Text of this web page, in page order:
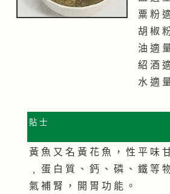
粟 粉
胡 椒
油 適
紹 酒
水 適
貼 士
黃 魚 又 名 黃 花 魚 ， 性 平 味
﹐ 蛋 白 質 、 鈣 、 磷 、 鐵 等
氣 補 腎 ， 開 胃 功 能 。